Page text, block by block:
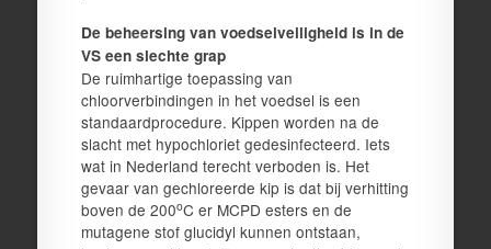
De beheersing van voedselveiligheid is in de
VS een slechte grap
De ruimhartige toepassing van
chloorverbindingen in het voedsel is een
standaardprocedure. Kippen worden na de
slacht met hypochloriet gedesinfecteerd. Iets
wat in Nederland terecht verboden is. Het
gevaar van gechloreerde kip is dat bij verhitting
boven de 200oC er MCPD esters en de
mutagene stof glucidyl kunnen ontstaan,